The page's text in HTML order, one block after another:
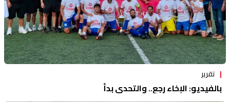
تقرير
بالفيديو: الإخاء رجع.. والتحدي بدأ